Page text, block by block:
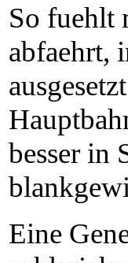
So fuehlt
abfaehrt,
besser in
Eine